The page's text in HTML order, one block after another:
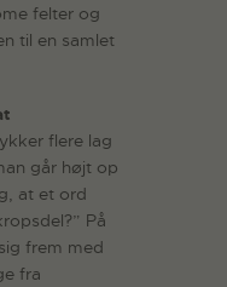
felter og
til en samlet
flere lag
går højt op
at et ord
På
frem med
fra